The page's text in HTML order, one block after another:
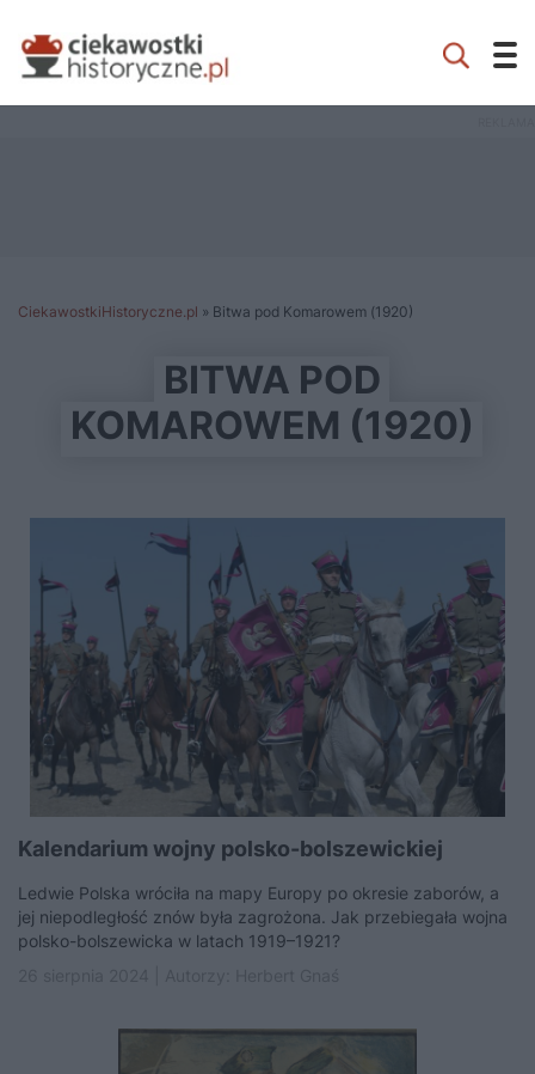
CiekawostkiHistoryczne.pl » Bitwa pod Komarowem (1920)
BITWA POD
KOMAROWEM (1920)
Kalendarium wojny polsko-bolszewickiej
Ledwie Polska wróciła na mapy Europy po okresie zaborów, a
jej niepodległość znów była zagrożona. Jak przebiegała wojna
polsko-bolszewicka w latach 1919–1921?